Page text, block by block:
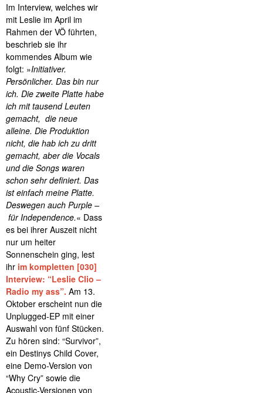
Im Interview, welches wir
mit Leslie im April im
Rahmen der VÖ führten,
beschrieb sie ihr
kommendes Album wie
folgt: »Initiativer.
Persönlicher. Das bin nur
ich. Die zweite Platte habe
ich mit tausend Leuten
gemacht, die neue
alleine. Die Produktion
nicht, die hab ich zu dritt
gemacht, aber die Vocals
und die Songs waren
schon sehr definiert. Das
ist einfach meine Platte.
Deswegen auch Purple –
für Independence.« Dass
es bei ihrer Auszeit nicht
nur um heiter
Sonnenschein ging, lest
ihr im kompletten [030]
Interview: “Leslie Clio –
Radio my ass”. Am 13.
Oktober erscheint nun die
Unplugged-EP mit einer
Auswahl von fünf Stücken.
Zu hören sind: “Survivor”,
ein Destinys Child Cover,
eine Demo-Version von
“Why Cry” sowie die
Acoustic-Versionen von